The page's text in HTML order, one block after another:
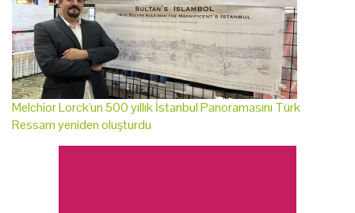
Melchior Lorck'un 500 yıllık İstanbul Panoramasını Türk
Ressam yeniden oluşturdu